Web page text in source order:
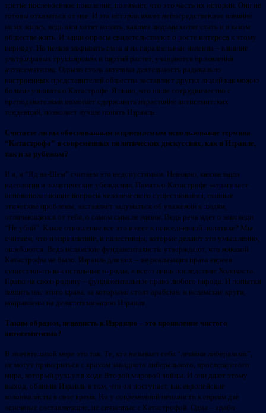
третье послевоенное поколение, понимает, что это часть их истории. Они не
готовы отказаться от нее. И эта история имеет непосредственное влияние
на их жизнь, ведь они хотят понять, какими людьми хотят стать и в каком
обществе жить. И наши опросы свидетельствуют о росте интереса к этому
периоду. Но нельзя закрывать глаза и на параллельные явления – влияние
ультраправых группировок и партий растет, учащаются проявления
антисемитизма. Однако столь активная деятельность радикально
настроенных представителей общества заставляет других людей как можно
больше узнавать о Катастрофе. Я знаю, что наше сотрудничество с
преподавателями помогает сдерживать нарастание антисемитских
тенденций, позволяет лучше понять Израиль.
Считаете ли вы обоснованным и приемлемым использование термина
“Катастрофа” в современных политических дискуссиях, как в Израиле,
так и за рубежом?
И я, и “Яд ва-Шем” считаем это недопустимым. Неважно, какова ваша
идеология и политические убеждения. Память о Катастрофе затрагивает
основополагающие вопросы человеческого существования, главные
этические проблемы, заставляет задуматься об уважении к людям,
отличающимся от тебя, о самом смысле жизни. Ведь речь идет о заповеди
“Не убий”. Какое отношение все это имеет к повседневной политике? Мы
считаем, что и израильтяне, и палестинцы, которые делают это умышленно,
ошибаются. Ведь исламские фундаменталисты утверждают, что никакой
Катастрофы не было. Израиль для них – не реализация права евреев
существовать как остальные народы, а всего лишь последствие Холокоста.
Право на свою родину – фундаментальное право любого народа. И попытки
лишить нас этого права, за которыми стоят арабские и исламские круги,
направлены на делигитимизацию Израиля.
Таким образом, ненависть к Израилю – это проявление чистого
антисемитизма?
В значительной мере это так. Те, кто называет себя “левыми либералами”,
не могут примериться с крахом западного либерального, просвещенного
мира, который рухнул в ходе Второй мировой войны. И они дают этому
выход, обвиняя Израиль в том, что он поступает, как европейские
колониалисты в свое время. Но у современной ненависти к евреям две
основные составляющие, не связанные с Катастрофой. Одна – арабо-